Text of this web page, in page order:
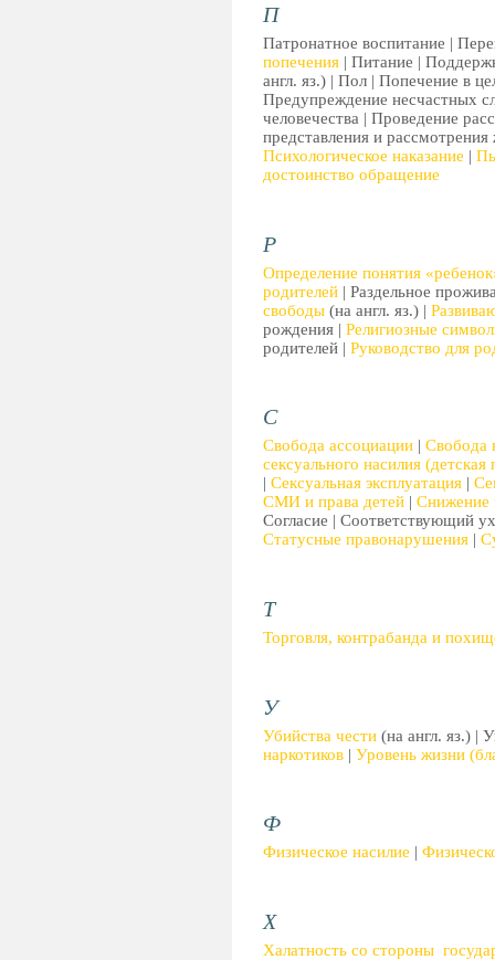
П
Патронатное воспитание |
попечения | Питание |
англ. яз.) | Пол | Попечение в
Предупреждение несчастных
человечества | Проведение
представления и
Психологическое наказание |
достоинство обращение
Р
Определение понятия
родителей | Раздельное
свободы (на англ. яз.) |
рождения | Религиозные
родителей | Руководство для
С
Свобода ассоциации | Свобода
сексуального насилия
| Сексуальная эксплуатация |
СМИ и права детей | Снижение
Согласие | Соответствующий
Статусные правонарушения |
Т
Торговля, контрабанда и
У
Убийства чести (на англ. яз.) |
наркотиков | Уровень жизни
Ф
Физическое насилие |
Х
Халатность со стороны